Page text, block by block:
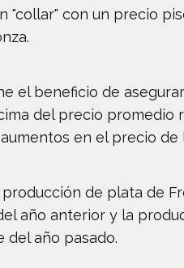
"collar" con un precio
el beneficio de
del precio promedio
en el precio de
de plata de
año anterior y la
del año pasado.